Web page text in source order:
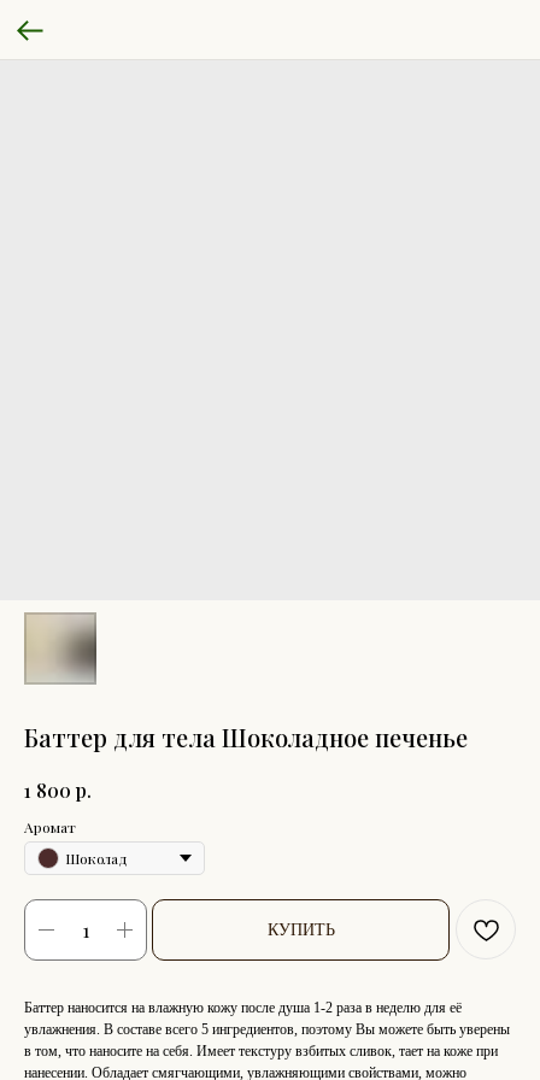
Баттер для тела Шоколадное печенье
1 800 р.
Аромат
Шоколад
КУПИТЬ
Баттер наносится на влажную кожу после душа 1-2 раза в неделю для её
увлажнения. В составе всего 5 ингредиентов, поэтому Вы можете быть уверены
в том, что наносите на себя. Имеет текстуру взбитых сливок, тает на коже при
нанесении. Обладает смягчающими, увлажняющими свойствами, можно